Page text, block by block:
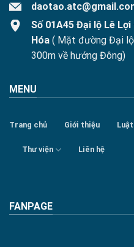
Số 01A45 Đại lộ Lê
Hóa ( Mặt đường Đại
300m về hướng Đông)
MENU
Trang chủ Giới thiệu
Thư viện Liên hệ
FANPAGE